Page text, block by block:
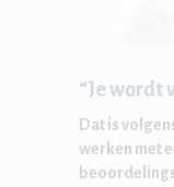
“Je wordt
Dat is
werken met